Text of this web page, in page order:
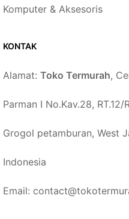
Komputer & Aksesoris
KONTAK
Alamat: Toko Termurah,
Parman I No.Kav.28,
Grogol petamburan, West
Indonesia
Email: